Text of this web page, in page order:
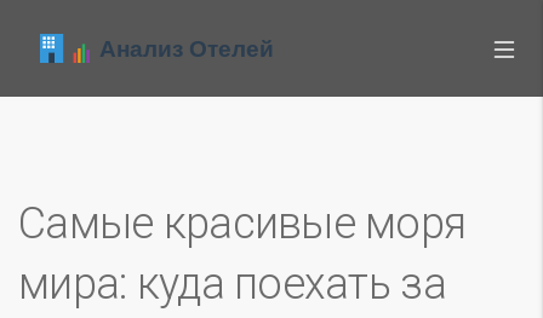
Самые красивые моря
мира: куда поехать за